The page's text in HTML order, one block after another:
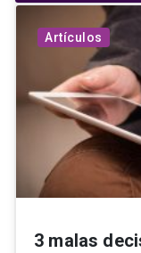
Artículos
3 malas